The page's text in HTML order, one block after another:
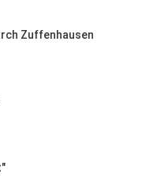
Zuffenhausen